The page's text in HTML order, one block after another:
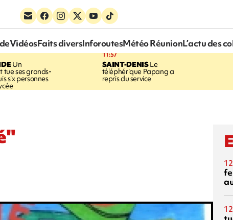
VidéosFaits diversInforoutesMétéo RéunionL’actu des
Un
tue ses grands-
six personnes
11:57
SAINT-DENISLe
téléphérique Papang a
repris du service